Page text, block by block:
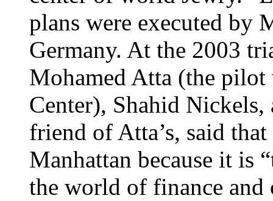
plans were executed
Germany. At the 2003
Mohamed Atta (the
Center), Shahid Nickels,
friend of Atta’s, said
Manhattan because it is
the world of finance